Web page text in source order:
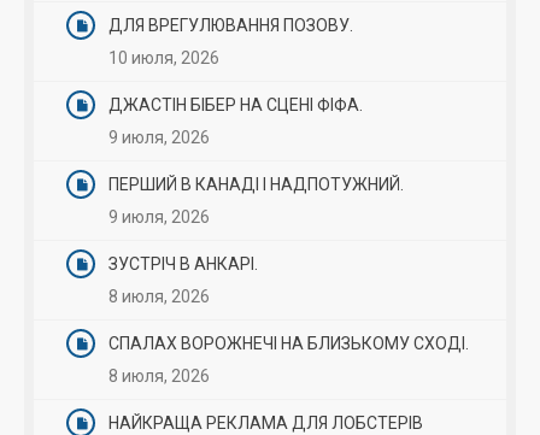
ДЛЯ ВРЕГУЛЮВАННЯ ПОЗОВУ.
10 июля, 2026
ДЖАСТІН БІБЕР НА СЦЕНІ ФІФА.
9 июля, 2026
ПЕРШИЙ В КАНАДІ І НАДПОТУЖНИЙ.
9 июля, 2026
ЗУСТРІЧ В АНКАРІ.
8 июля, 2026
СПАЛАХ ВОРОЖНЕЧІ НА БЛИЗЬКОМУ СХОДІ.
8 июля, 2026
НАЙКРАЩА РЕКЛАМА ДЛЯ ЛОБСТЕРІВ